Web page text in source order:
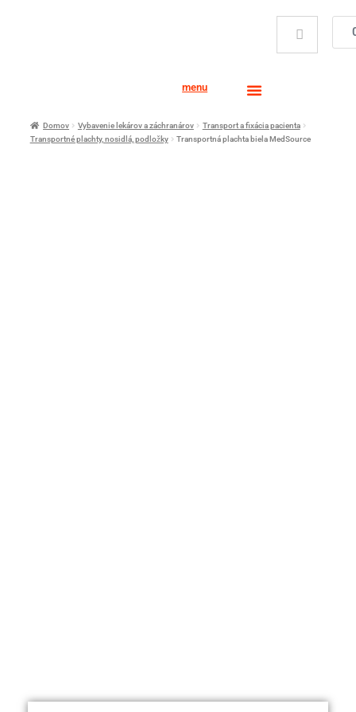
menu
Domov Vybavenie lekárov a záchranárov
Transport a fixácia pacienta
Transportné plachty, nosidlá, podložky
Transportná plachta biela MedSource